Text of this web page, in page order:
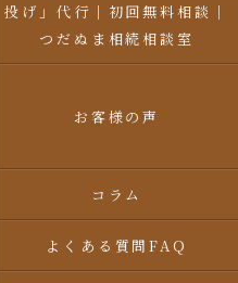
投げ」代行｜初回無料相談｜
つだぬま相続相談室
お客様の声
コラム
よくある質問FAQ